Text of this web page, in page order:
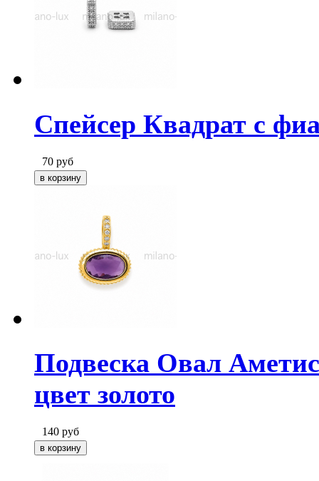
Спейсер Квадрат с
70 руб
Подвеска Овал
цвет золото
140 руб